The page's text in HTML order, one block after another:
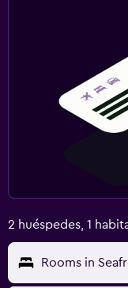
2 huéspedes, 1
Rooms in